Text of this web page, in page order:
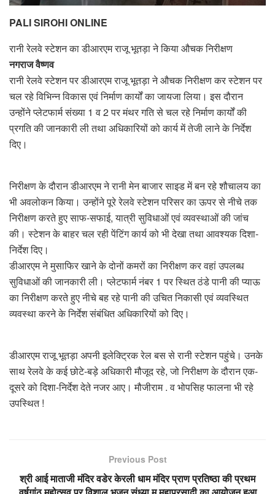
PALI SIROHI ONLINE
रानी रेलवे स्टेशन का डीआरएम राजू भूतड़ा ने किया औचक निरीक्षण
नगराज वैष्णव
रानी रेलवे स्टेशन पर डीआरएम राजू भूतड़ा ने औचक निरीक्षण कर स्टेशन पर
चल रहे विभिन्न विकास एवं निर्माण कार्यों का जायजा लिया। इस दौरान
उन्होंने प्लेटफार्म संख्या 1 व 2 पर मंथर गति से चल रहे निर्माण कार्यों की
प्रगति की जानकारी ली तथा अधिकारियों को कार्य में तेजी लाने के निर्देश
दिए।
निरीक्षण के दौरान डीआरएम ने रानी मेन बाजार साइड में बन रहे शौचालय का
भी अवलोकन किया। उन्होंने पूरे रेलवे स्टेशन परिसर का ऊपर से नीचे तक
निरीक्षण करते हुए साफ-सफाई, यात्री सुविधाओं एवं व्यवस्थाओं की जांच
की। स्टेशन के बाहर चल रही पेंटिंग कार्य को भी देखा तथा आवश्यक दिशा-
निर्देश दिए।
डीआरएम ने मुसाफिर खाने के दोनों कमरों का निरीक्षण कर वहां उपलब्ध
सुविधाओं की जानकारी ली। प्लेटफार्म नंबर 1 पर स्थित ठंडे पानी की प्याऊ
का निरीक्षण करते हुए नीचे बह रहे पानी की उचित निकासी एवं व्यवस्थित
व्यवस्था करने के निर्देश संबंधित अधिकारियों को दिए।
डीआरएम राजू भूतड़ा अपनी इलेक्ट्रिक रेल बस से रानी स्टेशन पहुंचे। उनके
साथ रेलवे के कई छोटे-बड़े अधिकारी मौजूद रहे, जो निरीक्षण के दौरान एक-
दूसरे को दिशा-निर्देश देते नजर आए। मौजीराम . व भोपसिह फालना भी रहे
उपस्थित !
Previous Post
श्री आई माताजी मंदिर वडेर केरली धाम मंदिर प्राण प्रतिष्ठा की प्रथम